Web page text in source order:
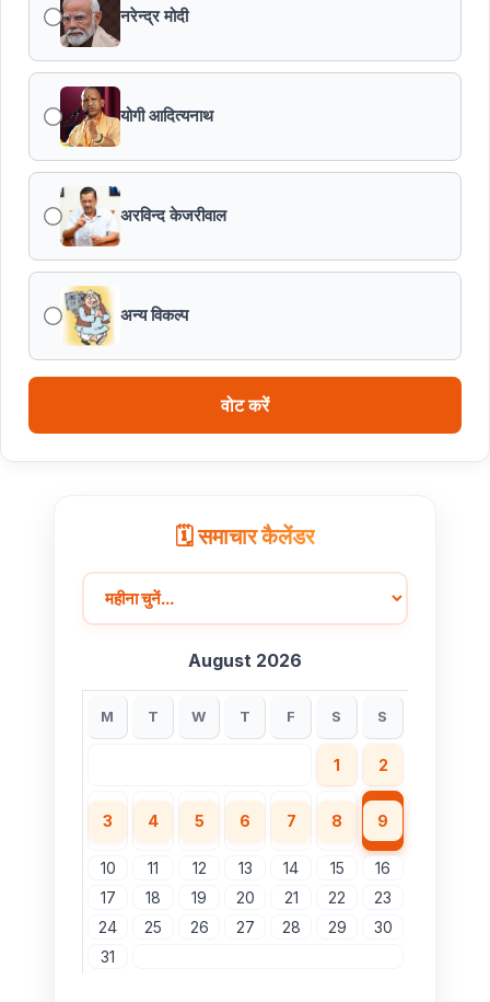
नरेन्द्र मोदी
योगी आदित्यनाथ
अरविन्द केजरीवाल
अन्य विकल्प
वोट करें
🗓️ समाचार कैलेंडर
August 2026
M T W T F S S
1 2
3 4 5 6 7 8 9
10 11 12 13 14 15
16
17
18 19 20 21 22
23
24
25 26 27 28 29
30
31